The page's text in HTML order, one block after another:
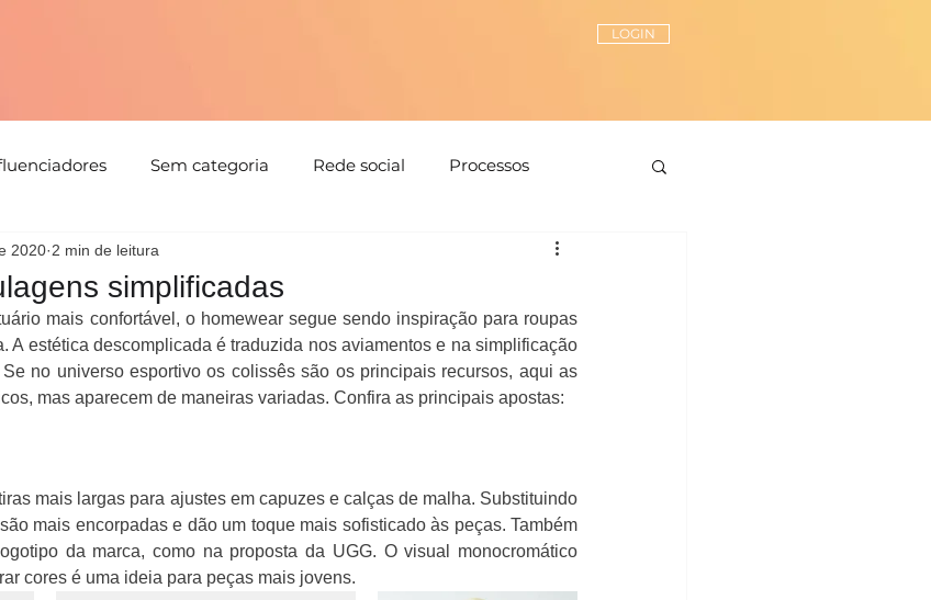
LOGIN
Sem categoria Rede social Processos
Tendências Peças-chave
Estampa Evento parceria Direcionamento de estilo
simplificadas
2020 2 min de leitura
mais confortável, o homewear segue sendo inspiração para roupas
A estética descomplicada é traduzida nos aviamentos e na simplificação
no universo esportivo os colissês são os principais recursos, aqui as
mas aparecem de maneiras variadas. Confira as principais apostas:
mais largas para ajustes em capuzes e calças de malha. Substituindo
mais encorpadas e dão um toque mais sofisticado às peças. Também
da marca, como na proposta da UGG. O visual monocromático
cores é uma ideia para peças mais jovens.